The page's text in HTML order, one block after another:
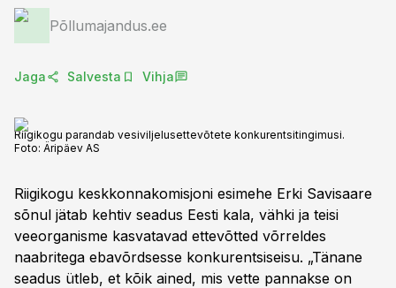
Põllumajandus.ee
Jaga Salvesta Vihja
Riigikogu parandab vesiviljelusettevõtete konkurentsitingimusi.
Foto: Äripäev AS
Riigikogu keskkonnakomisjoni esimehe Erki Savisaare
sõnul jätab kehtiv seadus Eesti kala, vähki ja teisi
veeorganisme kasvatavad ettevõtted võrreldes
naabritega ebavõrdsesse konkurentsiseisu. „Tänane
seadus ütleb, et kõik ained, mis vette pannakse on